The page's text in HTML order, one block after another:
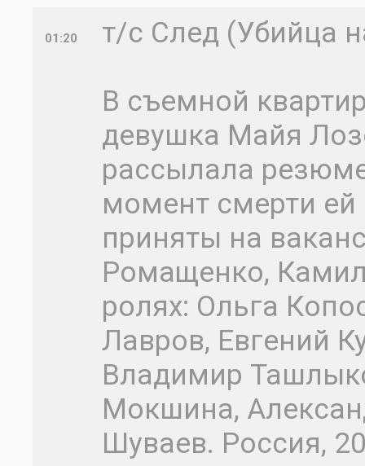
01:20
т/с След (Убийца
В съемной
девушка Майя
рассылала
момент смерти
приняты на
Ромащенко,
ролях: Ольга
Лавров, Евгений
Владимир
Мокшина,
Шуваев. Россия,